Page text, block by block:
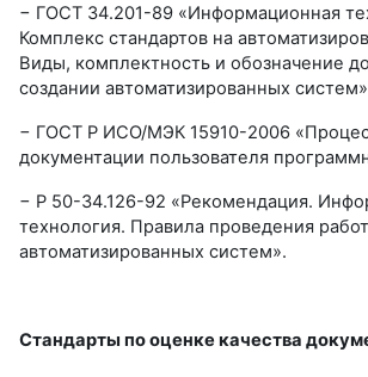
− ГОСТ 34.201-89 «Информационная
Комплекс стандартов на
Виды, комплектность и обозначение
создании автоматизированных
− ГОСТ Р ИСО/МЭК 15910-2006
документации пользователя
− Р 50-34.126-92 «Рекомендация.
технология. Правила проведения
автоматизированных систем».
Стандарты по оценке качества